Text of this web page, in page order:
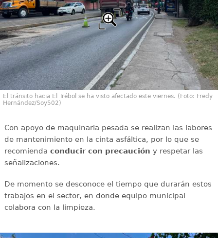
El tránsito hacia El Trébol se ha visto afectado este viernes. (Foto: Fredy
Hernández/Soy502)
Con apoyo de maquinaria pesada se realizan las labores
de mantenimiento en la cinta asfáltica, por lo que se
recomienda conducir con precaución y respetar las
señalizaciones.
De momento se desconoce el tiempo que durarán estos
trabajos en el sector, en donde equipo municipal
colabora con la limpieza.